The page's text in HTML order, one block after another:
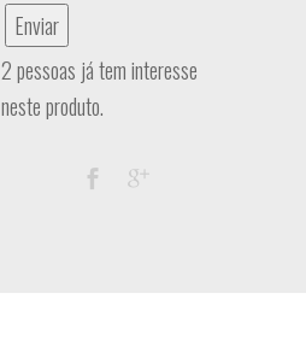
Enviar
2 pessoas já tem interesse
neste produto.